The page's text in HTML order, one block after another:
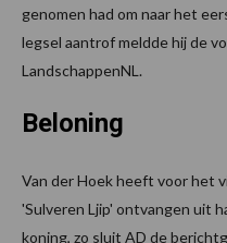
genomen had om naar het
legsel aantrof meldde hij de
LandschappenNL.
Beloning
Van der Hoek heeft voor het
'Sulveren Ljip' ontvangen uit
koning, zo sluit AD de